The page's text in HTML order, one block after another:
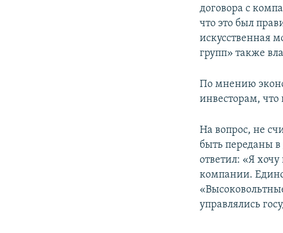
договора с
что это был
искусственная
групп» также
По мнению
инвесторам, что
На вопрос, не
быть переданы
ответил: «Я хочу
компании.
управлялись